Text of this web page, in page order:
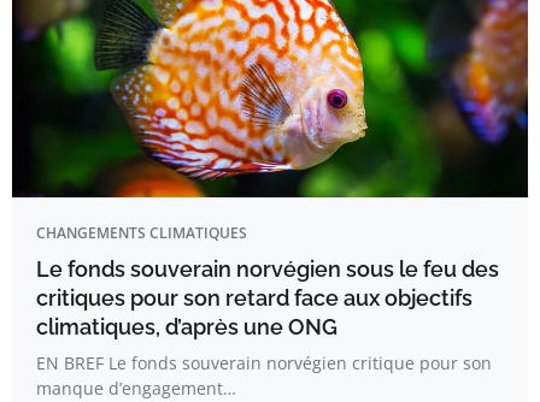
CHANGEMENTS CLIMATIQUES
Le fonds souverain norvégien sous le feu des
critiques pour son retard face aux objectifs
climatiques, d’après une ONG
EN BREF Le fonds souverain norvégien critique pour son
manque d’engagement…